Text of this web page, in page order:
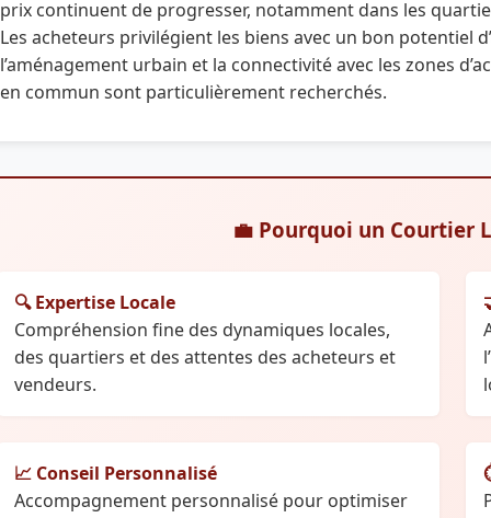
prix continuent de progresser, notamment dans les
Les acheteurs privilégient les biens avec un bon potentiel
l’aménagement urbain et la connectivité avec les zones
en commun sont particulièrement recherchés.
💼 Pourquoi un Courtier
🔍 Expertise Locale
Compréhension fine des dynamiques locales,
des quartiers et des attentes des acheteurs et
vendeurs.
📈 Conseil Personnalisé
Accompagnement personnalisé pour optimiser